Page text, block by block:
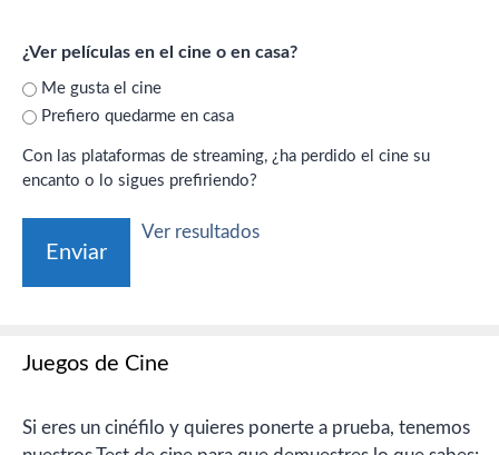
¿Ver películas en el cine o en casa?
Me gusta el cine
Prefiero quedarme en casa
Con las plataformas de streaming, ¿ha perdido el cine su
encanto o lo sigues prefiriendo?
Ver resultados
Juegos de Cine
Si eres un cinéfilo y quieres ponerte a prueba, tenemos